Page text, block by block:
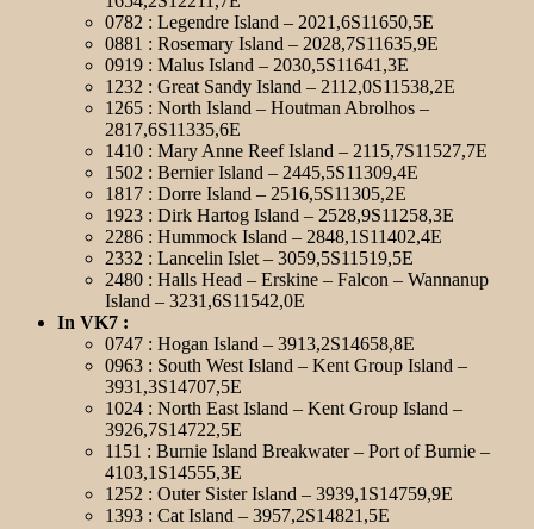
0782 : Legendre Island – 2021,6S11650,5E
0881 : Rosemary Island – 2028,7S11635,9E
0919 : Malus Island – 2030,5S11641,3E
1232 : Great Sandy Island – 2112,0S11538,2E
1265 : North Island – Houtman Abrolhos –
2817,6S11335,6E
1410 : Mary Anne Reef Island – 2115,7S11527,7E
1502 : Bernier Island – 2445,5S11309,4E
1817 : Dorre Island – 2516,5S11305,2E
1923 : Dirk Hartog Island – 2528,9S11258,3E
2286 : Hummock Island – 2848,1S11402,4E
2332 : Lancelin Islet – 3059,5S11519,5E
2480 : Halls Head – Erskine – Falcon – Wannanup
Island – 3231,6S11542,0E
In VK7 :
0747 : Hogan Island – 3913,2S14658,8E
0963 : South West Island – Kent Group Island –
3931,3S14707,5E
1024 : North East Island – Kent Group Island –
3926,7S14722,5E
1151 : Burnie Island Breakwater – Port of Burnie –
4103,1S14555,3E
1252 : Outer Sister Island – 3939,1S14759,9E
1393 : Cat Island – 3957,2S14821,5E